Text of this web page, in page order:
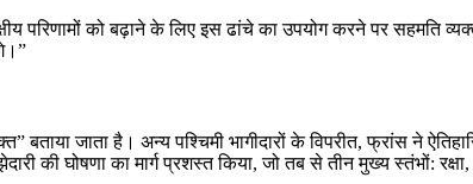
परिणामों को बढ़ाने के लिए इस ढांचे का उपयोग करने पर सहमति
जाता है। अन्य पश्चिमी भागीदारों के विपरीत, फ्रांस ने
की घोषणा का मार्ग प्रशस्त किया, जो तब से तीन मुख्य स्तंभों: रक्षा,